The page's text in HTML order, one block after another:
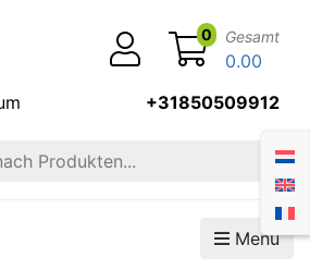
+31850509912
0 Gesamt
0.00
Menü